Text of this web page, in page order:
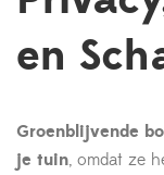
en
Groenblijvende
je tuin, omdat ze